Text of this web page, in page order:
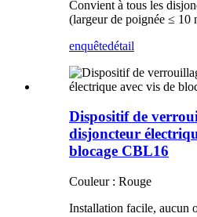
Convient à tous les
(largeur de poignée ≤ 10
enquêtedétail
Dispositif de
disjoncteur
blocage CBL16
Couleur : Rouge
Installation facile, aucun